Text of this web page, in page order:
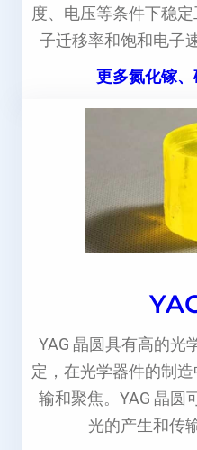
度、电压等条件下稳
子迁移率和饱和电子
更多氮化镓
YAG 晶圆具有高的光
定，在光学器件的制
输和聚焦。YAG 晶圆
光的产生和传